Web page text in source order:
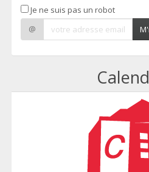
Je ne suis pas un robot
@